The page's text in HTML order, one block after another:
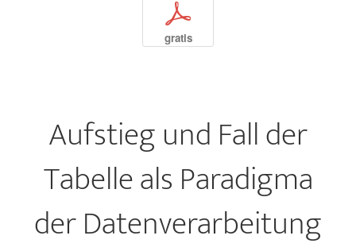
p
gratis
Aufstieg und Fall der
Tabelle als Paradigma
der Datenverarbeitung